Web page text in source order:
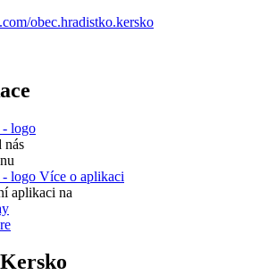
obec.hradistko.kersko
nás
Více o aplikaci
aplikaci na
Kersko